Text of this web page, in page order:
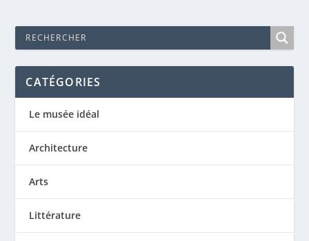
CATÉGORIES
Le musée idéal
Architecture
Arts
Littérature